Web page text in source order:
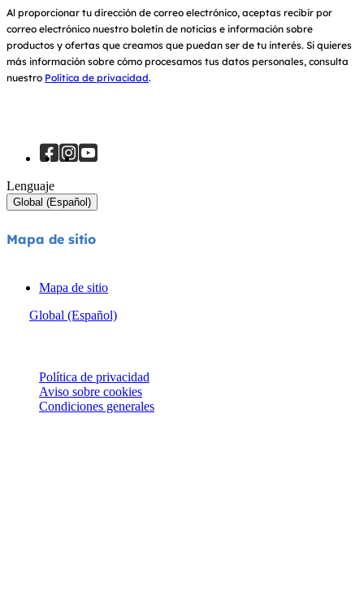
Al proporcionar tu dirección de correo electrónico, aceptas recibir por
correo electrónico nuestro boletín de noticias e información sobre
productos y ofertas que creamos que puedan ser de tu interés. Si quieres
más información sobre cómo procesamos tus datos personales, consulta
nuestro Política de privacidad.
Lenguaje
Global (Español)
Mapa de sitio
Mapa de sitio
Global (Español)
Política de privacidad
Aviso sobre cookies
Condiciones generales